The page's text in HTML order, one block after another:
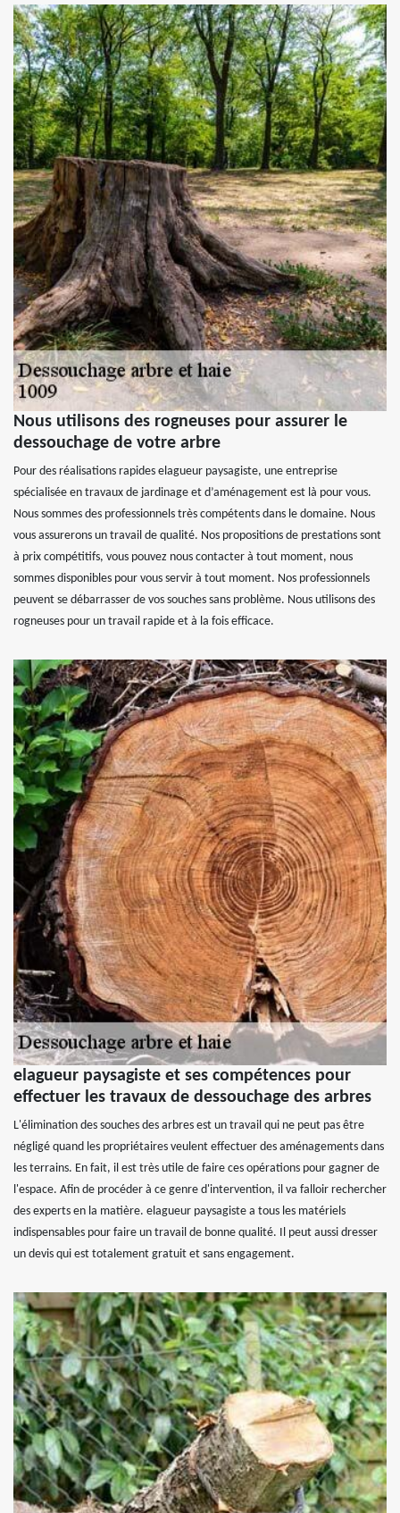
Nous utilisons des rogneuses pour assurer le
dessouchage de votre arbre
Pour des réalisations rapides elagueur paysagiste, une entreprise
spécialisée en travaux de jardinage et d’aménagement est là pour vous.
Nous sommes des professionnels très compétents dans le domaine. Nous
vous assurerons un travail de qualité. Nos propositions de prestations sont
à prix compétitifs, vous pouvez nous contacter à tout moment, nous
sommes disponibles pour vous servir à tout moment. Nos professionnels
peuvent se débarrasser de vos souches sans problème. Nous utilisons des
rogneuses pour un travail rapide et à la fois efficace.
elagueur paysagiste et ses compétences pour
effectuer les travaux de dessouchage des arbres
L'élimination des souches des arbres est un travail qui ne peut pas être
négligé quand les propriétaires veulent effectuer des aménagements dans
les terrains. En fait, il est très utile de faire ces opérations pour gagner de
l'espace. Afin de procéder à ce genre d'intervention, il va falloir rechercher
des experts en la matière. elagueur paysagiste a tous les matériels
indispensables pour faire un travail de bonne qualité. Il peut aussi dresser
un devis qui est totalement gratuit et sans engagement.